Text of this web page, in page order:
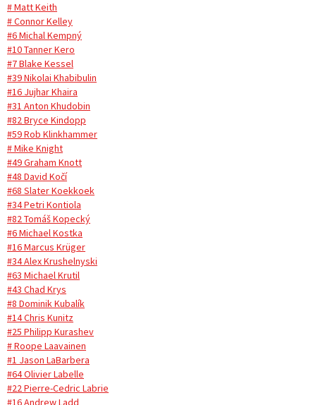
# Matt Keith
# Connor Kelley
#6 Michal Kempný
#10 Tanner Kero
#7 Blake Kessel
#39 Nikolai Khabibulin
#16 Jujhar Khaira
#31 Anton Khudobin
#82 Bryce Kindopp
#59 Rob Klinkhammer
# Mike Knight
#49 Graham Knott
#48 David Kočí
#68 Slater Koekkoek
#34 Petri Kontiola
#82 Tomáš Kopecký
#6 Michael Kostka
#16 Marcus Krüger
#34 Alex Krushelnyski
#63 Michael Krutil
#43 Chad Krys
#8 Dominik Kubalík
#14 Chris Kunitz
#25 Philipp Kurashev
# Roope Laavainen
#1 Jason LaBarbera
#64 Olivier Labelle
#22 Pierre-Cedric Labrie
#16 Andrew Ladd